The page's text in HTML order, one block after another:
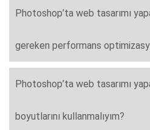
Photoshop’ta web tasarımı
gereken performans
Photoshop’ta web tasarımı
boyutlarını kullanmalıyım?